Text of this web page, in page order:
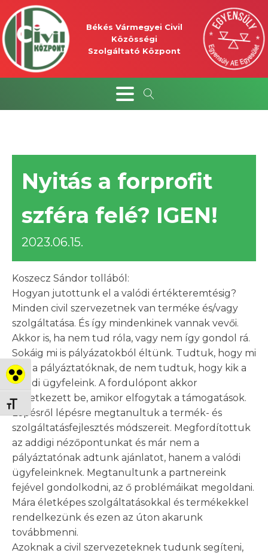
Nagy kontraszt váltása
Betűméret váltása
Békés Vármegyei Civil
Közösségi
Szolgáltató Központ
Nyitás a forprofit
szféra felé? IGEN!
2023.06.15.
Koszecz Sándor tollából:
Hogyan jutottunk el a valódi értékteremtésig?
Minden civil szervezetnek van terméke és/vagy
szolgáltatása. És így mindenkinek vannak vevői.
Akkor is, ha nem tud róla, vagy nem így gondol rá.
Sokáig mi is pályázatokból éltünk. Tudtuk, hogy mi
kell a pályáztatóknak, de nem tudtuk, hogy kik a
valódi ügyfeleink. A fordulópont akkor
következett be, amikor elfogytak a támogatások.
Lépésről lépésre megtanultuk a termék- és
szolgáltatásfejlesztés módszereit. Megfordítottuk
az addigi nézőpontunkat és már nem a
pályáztatónak adtunk ajánlatot, hanem a valódi
ügyfeleinknek. Megtanultunk a partnereink
fejével gondolkodni, az ő problémáikat megoldani.
Mára életképes szolgáltatásokkal és termékekkel
rendelkezünk és ezen az úton akarunk
továbbmenni.
Azoknak a civil szervezeteknek tudunk segíteni,